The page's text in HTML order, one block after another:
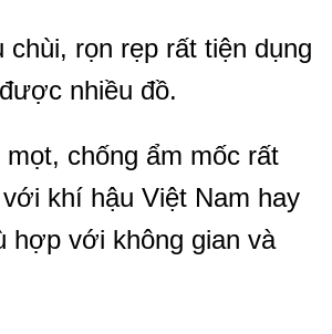
chùi, rọn rẹp rất tiện dụng
nhiều đồ.
chống ẩm mốc rất
khí hậu Việt Nam hay
hợp với không gian và